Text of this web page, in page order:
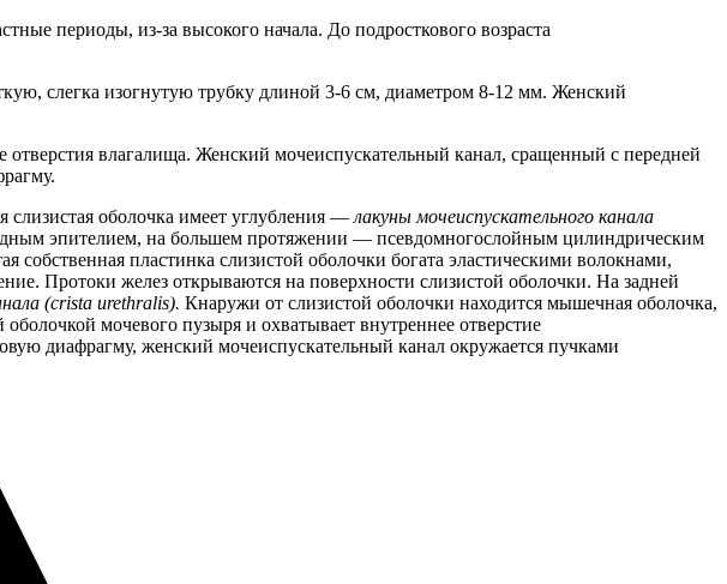
периоды, из-за высокого начала. До подросткового возраста
слегка изогнутую трубку длиной 3-6 см, диаметром 8-12 мм. Женский
отверстия влагалища. Женский мочеиспускательный канал, сращенный с передней
слизистая оболочка имеет углубления — лакуны мочеиспускательного канала
эпителием, на большем протяжении — псевдомногослойным цилиндрическим
пластинка слизистой оболочки богата эластическими волокнами,
Протоки желез открываются на поверхности слизистой оболочки. На задней
(crista urethralis). Кнаружи от слизистой оболочки находится мышечная оболочка,
мочевого пузыря и охватывает внутреннее отверстие
диафрагму, женский мочеиспускательный канал окружается пучками